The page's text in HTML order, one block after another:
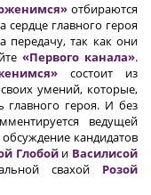
отбираются
сердце главного героя
передачу, так как они
«Первого канала».
состоит из
умений, которые,
героя. И без
ведущей
обсуждение кандидатов
Глобойи Василисой
свахой Розой